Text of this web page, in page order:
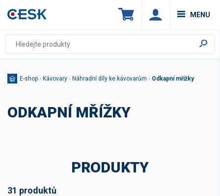
MENU
E-shop › Kávovary › Náhradní díly ke kávovarům › Odkapní mřížky
ODKAPNÍ MŘÍŽKY
PRODUKTY
31 produktů